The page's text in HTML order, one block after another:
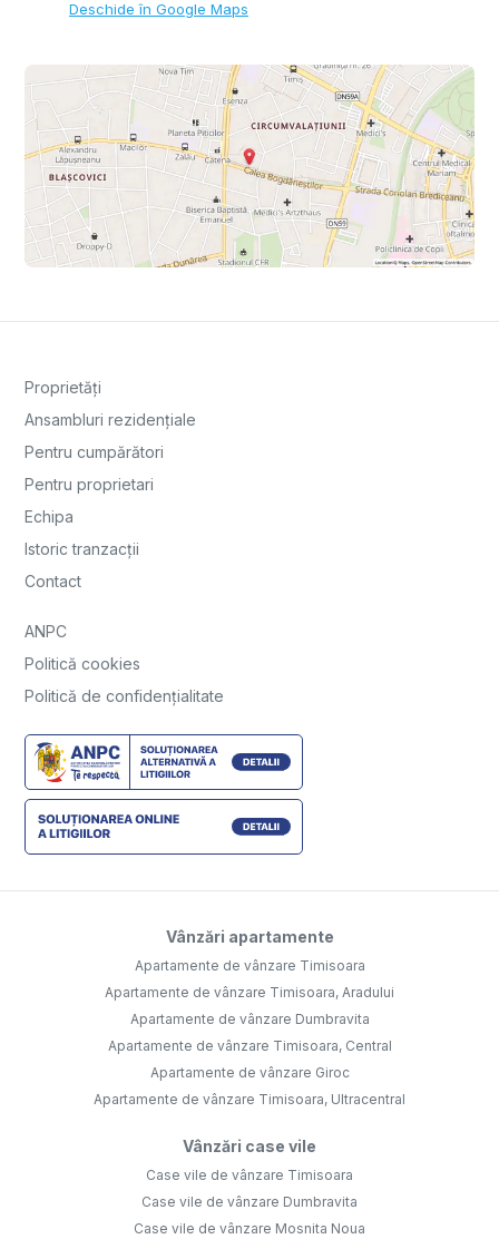
Deschide în Google Maps
Proprietăți
Ansambluri rezidențiale
Pentru cumpărători
Pentru proprietari
Echipa
Istoric tranzacții
Contact
ANPC
Politică cookies
Politică de confidențialitate
Vânzări apartamente
Apartamente de vânzare Timisoara
Apartamente de vânzare Timisoara, Aradului
Apartamente de vânzare Dumbravita
Apartamente de vânzare Timisoara, Central
Apartamente de vânzare Giroc
Apartamente de vânzare Timisoara, Ultracentral
Vânzări case vile
Case vile de vânzare Timisoara
Case vile de vânzare Dumbravita
Case vile de vânzare Mosnita Noua